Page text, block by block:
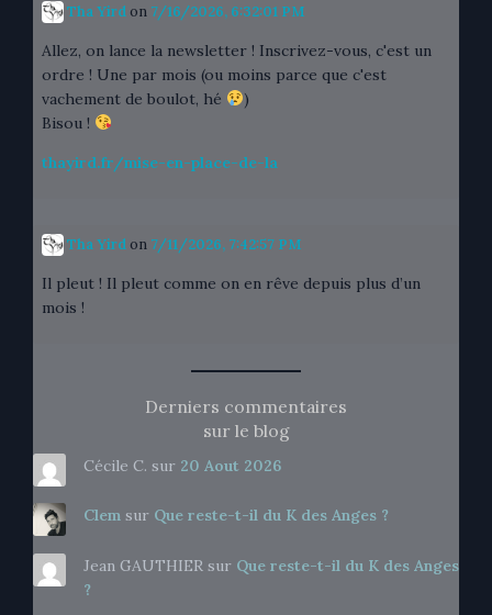
Tha Yird on 7/16/2026, 6:32:01 PM
Allez, on lance la newsletter ! Inscrivez-vous, c'est un
ordre ! Une par mois (ou moins parce que c'est
vachement de boulot, hé
)
Bisou !
thayird.fr/mise-en-place-de-la
Tha Yird on 7/11/2026, 7:42:57 PM
Il pleut ! Il pleut comme on en rêve depuis plus d’un
mois !
Derniers commentaires
sur le blog
Cécile C. sur 20 Aout 2026
Clemsur Que reste-t-il du K des Anges ?
Jean GAUTHIERsur Que reste-t-il du K des Anges
?